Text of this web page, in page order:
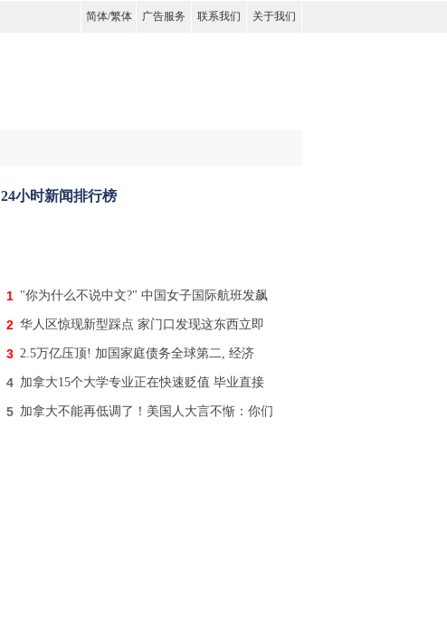
简体/繁体 广告服务 联系我们 关于我们
24小时新闻排行榜
1 "你为什么不说中文?" 中国女子国际航班发飙
2 华人区惊现新型踩点 家门口发现这东西立即
3 2.5万亿压顶! 加国家庭债务全球第二, 经济
4 加拿大15个大学专业正在快速贬值 毕业直接
5 加拿大不能再低调了！美国人大言不惭：你们